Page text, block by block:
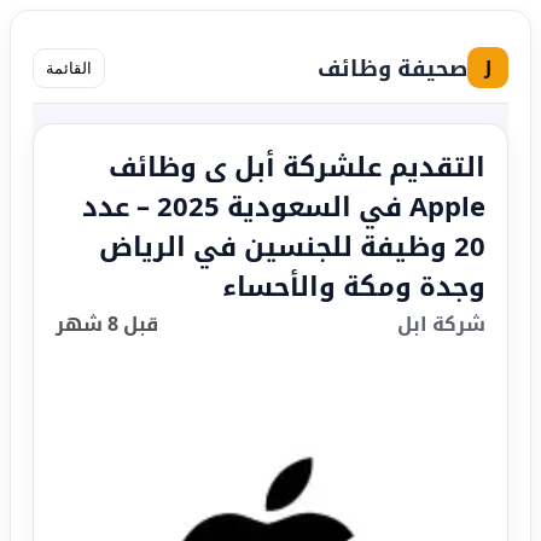
J صحيفة وظائف القائمة
التقديم علشركة أبل ى وظائف
Apple في السعودية 2025 – عدد
20 وظيفة للجنسين في الرياض
وجدة ومكة والأحساء
شركة ابل قبل 8 شهر